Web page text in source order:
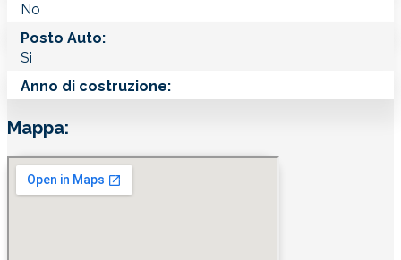
No
Posto Auto:
Si
Anno di costruzione:
Mappa: